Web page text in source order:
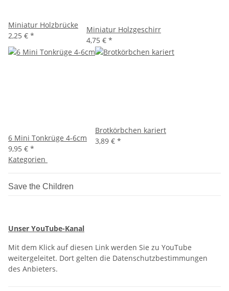
Miniatur Holzbrücke
2,25 € *
Miniatur Holzgeschirr
4,75 € *
6 Mini Tonkrüge 4-6cm
9,95 € *
Brotkörbchen kariert
3,89 € *
Kategorien
Save the Children
Unser YouTube-Kanal
Mit dem Klick auf diesen Link werden Sie zu YouTube
weitergeleitet. Dort gelten die Datenschutzbestimmungen
des Anbieters.